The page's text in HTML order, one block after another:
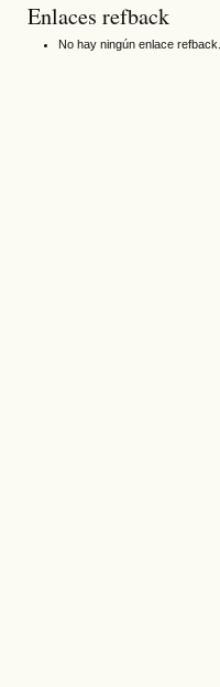
Enlaces refback
No hay ningún enlace refback.